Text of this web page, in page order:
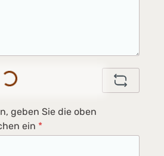
Loading...
geben Sie die oben
ein *